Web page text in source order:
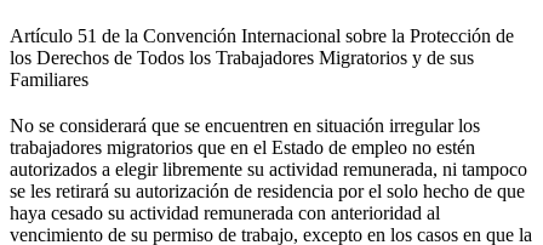
Artículo 51 de la Convención Internacional sobre la Protección de
los Derechos de Todos los Trabajadores Migratorios y de sus
Familiares
No se considerará que se encuentren en situación irregular los
trabajadores migratorios que en el Estado de empleo no estén
autorizados a elegir libremente su actividad remunerada, ni tampoco
se les retirará su autorización de residencia por el solo hecho de que
haya cesado su actividad remunerada con anterioridad al
vencimiento de su permiso de trabajo, excepto en los casos en que la